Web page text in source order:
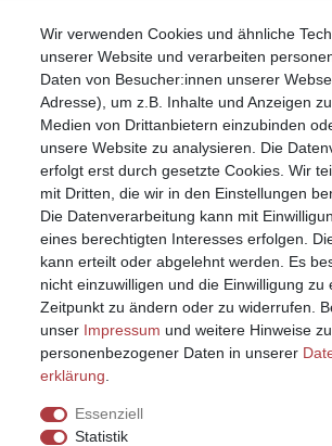
Mein Konto
Registrieren
Anmelden (Login)
Warenkorb
Wir verwenden Cookies und ähnliche
unserer Website und verarbeiten
Daten von Besucher:innen unserer
Adresse), um z.B. Inhalte und Anzeigen
Medien von Drittanbietern einzubinden
unsere Website zu analysieren. Die
erfolgt erst durch gesetzte Cookies. Wir
mit Dritten, die wir in den Einstellungen
Die Datenverarbeitung kann mit
eines berechtigten Interesses erfolgen.
kann erteilt oder abgelehnt werden. Es
nicht einzuwilligen und die Einwilligung zu
Zeitpunkt zu ändern oder zu widerrufen.
unser Impressum und weitere Hinweise
personenbezogener Daten in unserer
erklärung
Essenziell
Statistik